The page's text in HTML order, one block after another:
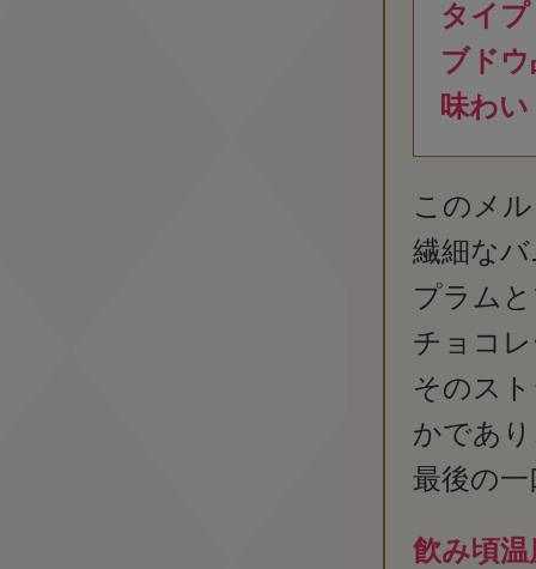
タイプ
ブド
味わい
このメ
繊細な
プラム
チョコ
そのス
かであ
最後の
飮み頃温